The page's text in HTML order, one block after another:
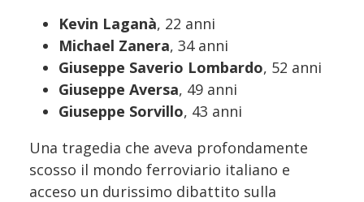
Kevin Laganà, 22 anni
Michael Zanera, 34 anni
Giuseppe Saverio Lombardo, 52 anni
Giuseppe Aversa, 49 anni
Giuseppe Sorvillo, 43 anni
Una tragedia che aveva profondamente
scosso il mondo ferroviario italiano e
acceso un durissimo dibattito sulla